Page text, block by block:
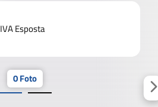
IVA Esposta
0 Foto